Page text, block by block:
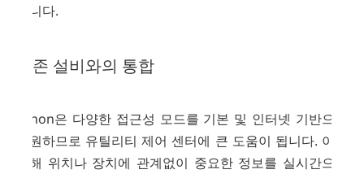
습니다.
기존 설비와의 통합
zenon은 다양한 접근성 모드를 기본 및 인터넷 기반으로
지원하므로 유틸리티 제어 센터에 큰 도움이 됩니다. 이를
통해 위치나 장치에 관계없이 중요한 정보를 실시간으로